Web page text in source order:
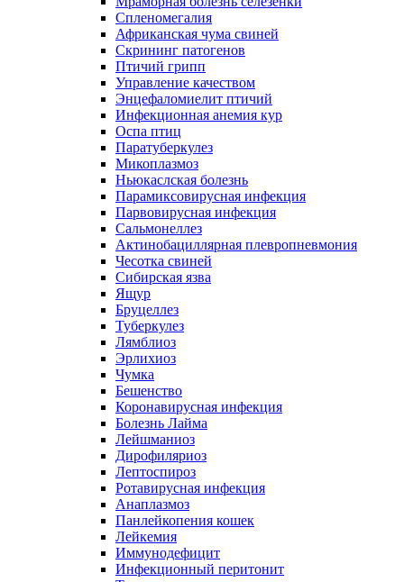
Спленомегалия
Африканская чума свиней
Скрининг патогенов
Птичий грипп
Управление качеством
Энцефаломиелит птичий
Инфекционная анемия кур
Оспа птиц
Паратуберкулез
Микоплазмоз
Ньюкаслская болезнь
Парамиксовирусная инфекция
Парвовирусная инфекция
Сальмонеллез
Актинобациллярная плевропневмония
Чесотка свиней
Сибирская язва
Ящур
Бруцеллез
Туберкулез
Лямблиоз
Эрлихиоз
Чумка
Бешенство
Коронавирусная инфекция
Болезнь Лайма
Лейшманиоз
Дирофиляриоз
Лептоспироз
Ротавирусная инфекция
Анаплазмоз
Панлейкопения кошек
Лейкемия
Иммунодефицит
Инфекционный перитонит